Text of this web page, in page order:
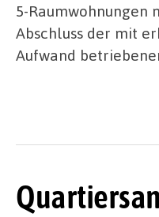
5-Raumwohnungen
Abschluss der mit
Aufwand